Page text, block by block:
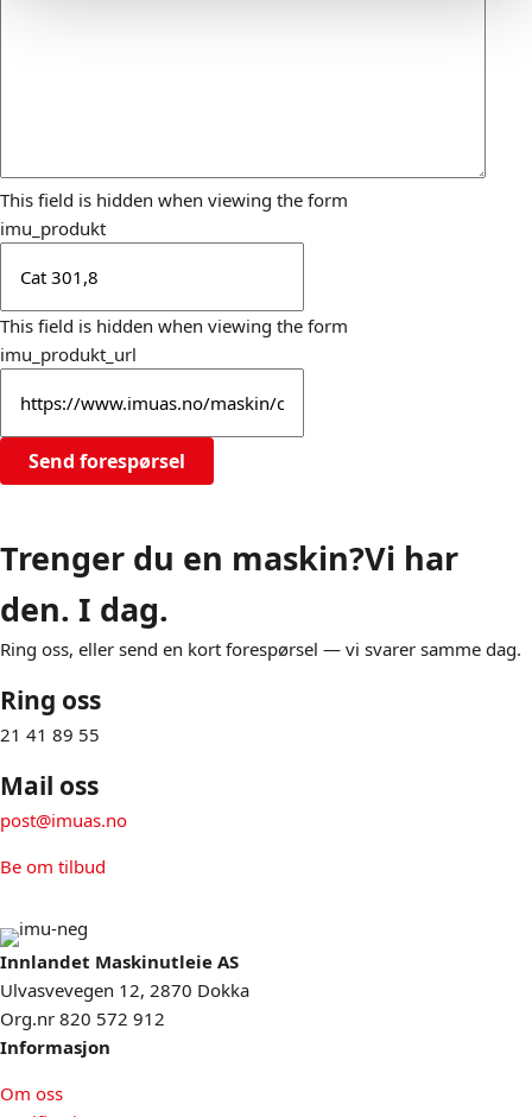
This field is hidden when viewing the form
imu_produkt
This field is hidden when viewing the form
imu_produkt_url
Send forespørsel
Trenger du en maskin?Vi har
den. I dag.
Ring oss, eller send en kort forespørsel — vi svarer samme dag.
Ring oss
21 41 89 55
Mail oss
post@imuas.no
Be om tilbud
Innlandet Maskinutleie AS
Ulvasvevegen 12, 2870 Dokka
Org.nr 820 572 912
Informasjon
Om oss